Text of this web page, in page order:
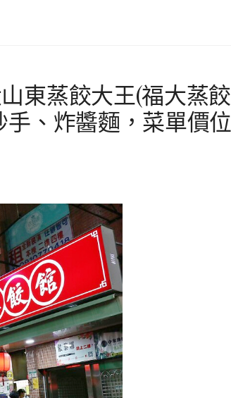
東蒸餃大王(福大蒸餃
、炸醬麵，菜單價位